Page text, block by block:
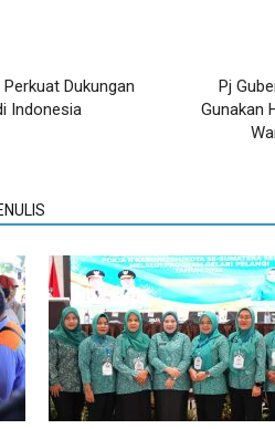
Dukungan
Indonesia
Pj
Gunakan